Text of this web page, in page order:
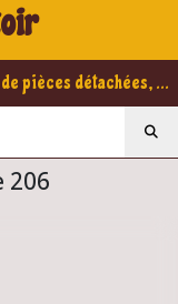
Entreprise spécialisée dans la distribution de pièces détachées, refabrication pour voitures Yountimers Peugeot 205 GTI, 309 GTI - GTI16
206